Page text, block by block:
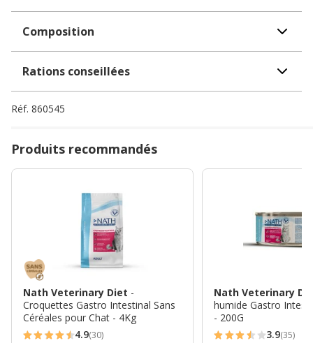
Composition
Rations conseillées
Réf. 860545
Produits recommandés
Nath Veterinary Diet -
Croquettes Gastro Intestinal Sans
Céréales pour Chat - 4Kg
4.9(30)
Nath Veterinary
humide Gastro
- 200G
3.9(35)